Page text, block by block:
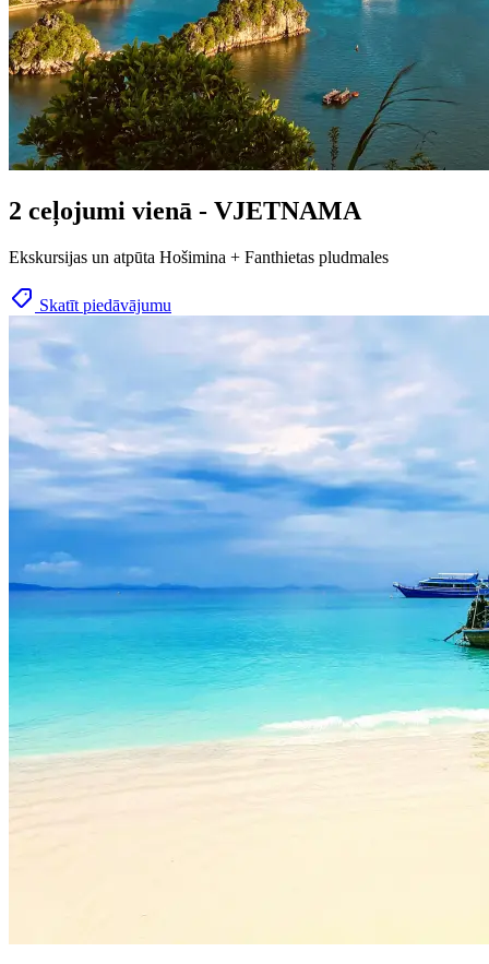
2 ceļojumi vienā - VJETNAMA
Ekskursijas un atpūta Hošimina + Fanthietas pludmales
Skatīt piedāvājumu